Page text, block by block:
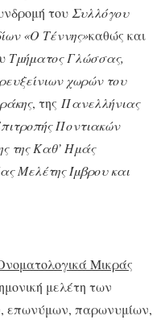
του Συλλόγου
«Ο Τέννης»καθώς και
Τμήματος Γλώσσας,
χωρών του
, της Πανελλήνιας
Ποντιακών
της Καθ’ Ημάς
Μελέτης Ίμβρου και
Μικράς
μελέτη των
επωνύμων, παρωνυμίων,